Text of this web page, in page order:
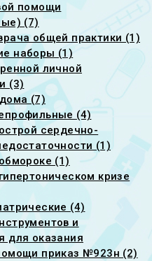
помощи
(7)
общей практики (1)
наборы (1)
личной
(3)
(7)
(4)
сердечно-
(1)
(1)
кризе
(4)
и
для оказания
приказ №923н (2)